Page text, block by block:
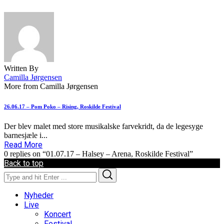
Written By
Camilla Jørgensen
More from Camilla Jørgensen
26.06.17 – Pom Poko – Rising, Roskilde Festival
Der blev malet med store musikalske farvekridt, da de legesyge
barnesjæle i...
Read More
0 replies on “01.07.17 – Halsey – Arena, Roskilde Festival”
Back to top
Search
for:
Nyheder
Live
Koncert